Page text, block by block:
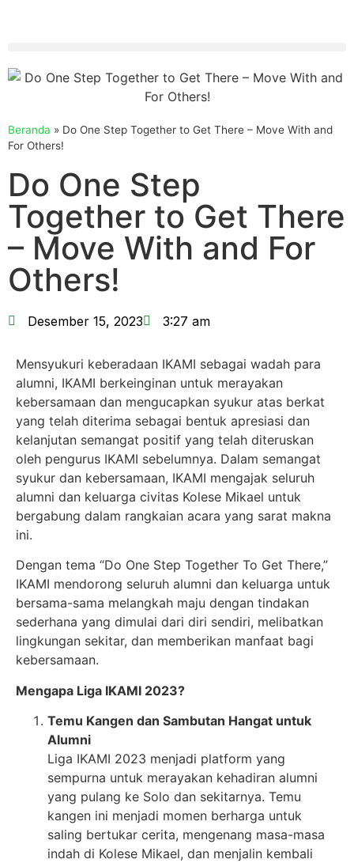
Beranda » Do One Step Together to Get There – Move With and
For Others!
Do One Step
Together to Get There
– Move With and For
Others!
Desember 15, 2023 3:27 am
Mensyukuri keberadaan IKAMI sebagai wadah para
alumni, IKAMI berkeinginan untuk merayakan
kebersamaan dan mengucapkan syukur atas berkat
yang telah diterima sebagai bentuk apresiasi dan
kelanjutan semangat positif yang telah diteruskan
oleh pengurus IKAMI sebelumnya. Dalam semangat
syukur dan kebersamaan, IKAMI mengajak seluruh
alumni dan keluarga civitas Kolese Mikael untuk
bergabung dalam rangkaian acara yang sarat makna
ini.
Dengan tema “Do One Step Together To Get There,”
IKAMI mendorong seluruh alumni dan keluarga untuk
bersama-sama melangkah maju dengan tindakan
sederhana yang dimulai dari diri sendiri, melibatkan
lingkungan sekitar, dan memberikan manfaat bagi
kebersamaan.
Mengapa Liga IKAMI 2023?
Temu Kangen dan Sambutan Hangat untuk
Alumni
Liga IKAMI 2023 menjadi platform yang
sempurna untuk merayakan kehadiran alumni
yang pulang ke Solo dan sekitarnya. Temu
kangen ini menjadi momen berharga untuk
saling bertukar cerita, mengenang masa-masa
indah di Kolese Mikael, dan menjalin kembali